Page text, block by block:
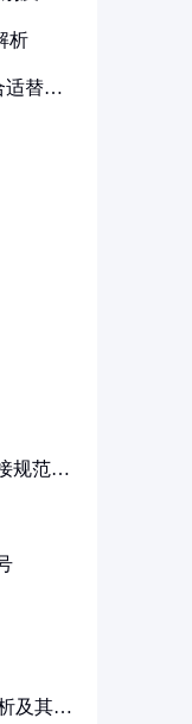
析
适替代
规范详
及其在